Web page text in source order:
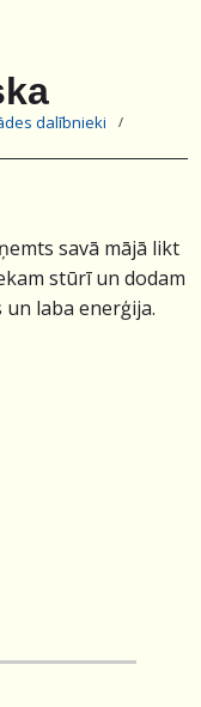
dalībnieki
savā mājā likt
stūrī un dodam
laba enerģija.